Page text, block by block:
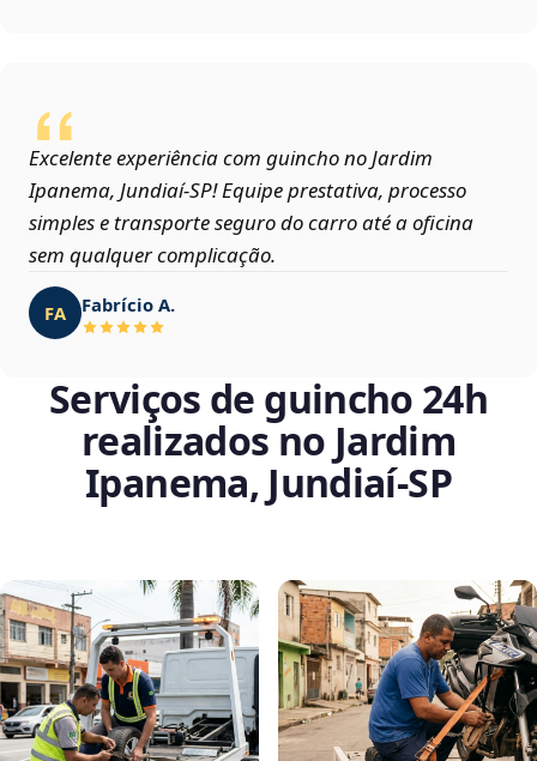
Excelente experiência com guincho no Jardim
Ipanema, Jundiaí‑SP! Equipe prestativa, processo
simples e transporte seguro do carro até a oficina
sem qualquer complicação.
FA Fabrício A.
Serviços de guincho 24h
realizados no Jardim
Ipanema, Jundiaí‑SP